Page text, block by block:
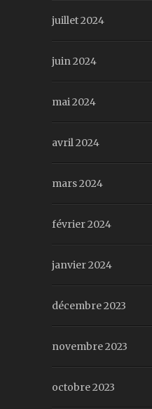
juillet 2024
juin 2024
mai 2024
avril 2024
mars 2024
février 2024
janvier 2024
décembre 2023
novembre 2023
octobre 2023